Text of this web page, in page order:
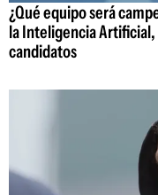
¿Qué equipo será
la Inteligencia
candidatos